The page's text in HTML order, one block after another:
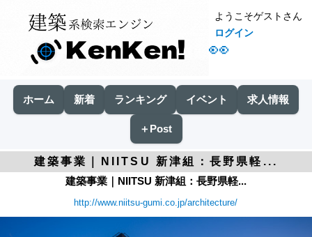
👀
ようこそゲストさん
ログイン
ホーム 新着 ランキング イベント 求人情報
＋Post
建築事業｜NIITSU 新津組：長野県軽...
建築事業｜NIITSU 新津組：長野県軽...
http://www.niitsu-gumi.co.jp/architecture/